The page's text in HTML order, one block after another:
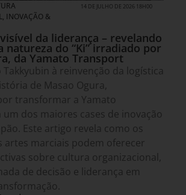
, INOVAÇÃO &
14 DE JULHO DE 2026 18H00
da liderança – revelando
natureza do “Ki” irradiado por
da Yamato Transport
Takkyubin à reinvenção da logística
de Masao Ogura,
transformar a Yamato
dos maiores cases de inovação
Este artigo revela como os
artes marciais podem oferecer
sobre cultura organizacional,
de decisão e liderança em